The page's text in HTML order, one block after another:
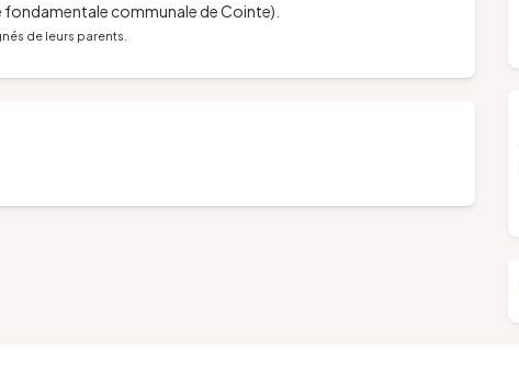
fondamentale communale de Cointe).
de leurs parents.